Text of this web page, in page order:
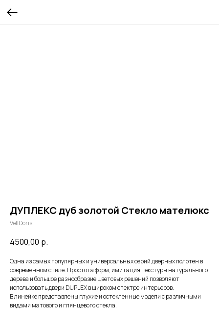
ДУПЛЕКС дуб золотой Стекло мателюкс
VellDoris
4500,00 р.
Одна из самых популярных и универсальных серий дверных полотен в
современном стиле. Простота форм, имитация текстуры натурального
дерева и большое разнообразие цветовых решений позволяют
использовать двери DUPLEX в широком спектре интерьеров.
В линейке представлены глухие и остекленные модели с различными
видами матового и глянцевого стекла.